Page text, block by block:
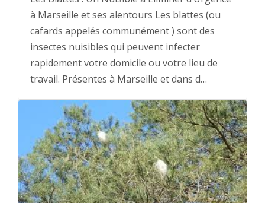
à Marseille et ses alentours Les blattes (ou
cafards appelés communément ) sont des
insectes nuisibles qui peuvent infecter
rapidement votre domicile ou votre lieu de
travail. Présentes à Marseille et dans d…